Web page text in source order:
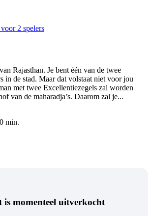
2 spelers
Rajasthan. Je bent één van de twee
in de stad. Maar dat volstaat niet voor jou
met twee Excellentiezegels zal worden
van de maharadja’s. Daarom zal je...
min.
momenteel uitverkocht